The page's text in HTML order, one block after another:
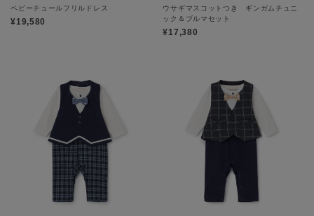
ベビーチュールフリルドレス
¥19,580
ウサギマスコットつき ギンガムチュニ
ック＆ブルマセット
¥17,380